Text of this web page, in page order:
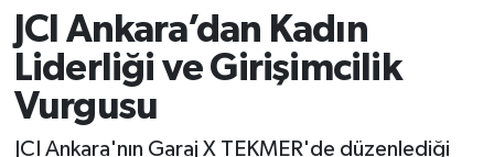
JCI Ankara’dan Kadın
Liderliği ve Girişimcilik
Vurgusu
JCI Ankara'nın Garaj X TEKMER'de düzenlediği
Biyografi
Çevre
Diğer
Ankara Trafik Yoğunluk Haritası
Süper Lig Puan Durumu ve Fikstür
Tüm Manşetler